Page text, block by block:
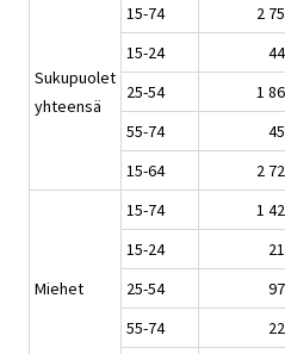
Sukupuolet
yhteensä
15-74 2
15-24
25-54
1
55-74
15-64
2
Miehet
15-74 1
15-24
25-54
55-74